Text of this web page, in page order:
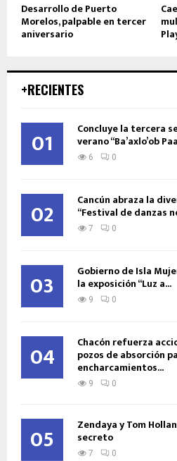
Desarrollo de Puerto
Morelos, palpable en tercer
aniversario
+RECIENTES
01 Concluye la tercera
verano “Ba’axlo’ob
6 0
02 Cancún abraza la
“Festival de danzas
7 0
03 Gobierno de Isla
la exposición “Luz a...
9 0
04 Chacón refuerza
pozos de absorción
encharcamientos...
9 0
05 Zendaya y Tom
secreto
7 0